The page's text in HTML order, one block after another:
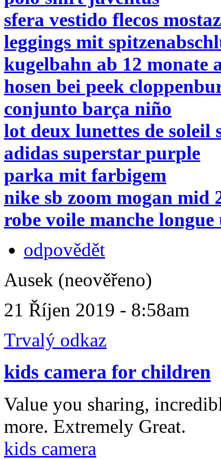
sfera vestido flecos
leggings mit
kugelbahn ab 12 monate
hosen bei peek
conjunto barça niño
lot deux lunettes de soleil
adidas superstar purple
parka mit farbigem
nike sb zoom mogan mid
robe voile manche longue
odpovědět
Ausek (neověřeno)
21 Říjen 2019 - 8:58am
Trvalý odkaz
kids camera for children
Value you sharing,
more. Extremely Great.
kids camera